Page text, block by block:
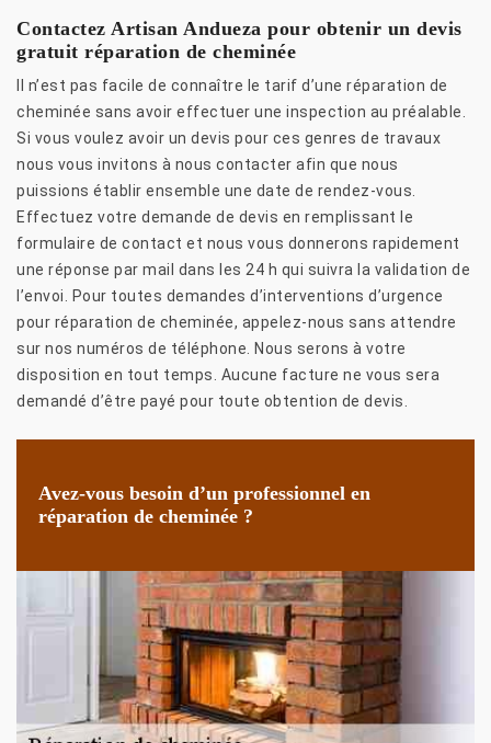
Contactez Artisan Andueza pour obtenir un devis
gratuit réparation de cheminée
Il n’est pas facile de connaître le tarif d’une réparation de
cheminée sans avoir effectuer une inspection au préalable.
Si vous voulez avoir un devis pour ces genres de travaux
nous vous invitons à nous contacter afin que nous
puissions établir ensemble une date de rendez-vous.
Effectuez votre demande de devis en remplissant le
formulaire de contact et nous vous donnerons rapidement
une réponse par mail dans les 24 h qui suivra la validation de
l’envoi. Pour toutes demandes d’interventions d’urgence
pour réparation de cheminée, appelez-nous sans attendre
sur nos numéros de téléphone. Nous serons à votre
disposition en tout temps. Aucune facture ne vous sera
demandé d’être payé pour toute obtention de devis.
Avez-vous besoin d’un professionnel en
réparation de cheminée ?